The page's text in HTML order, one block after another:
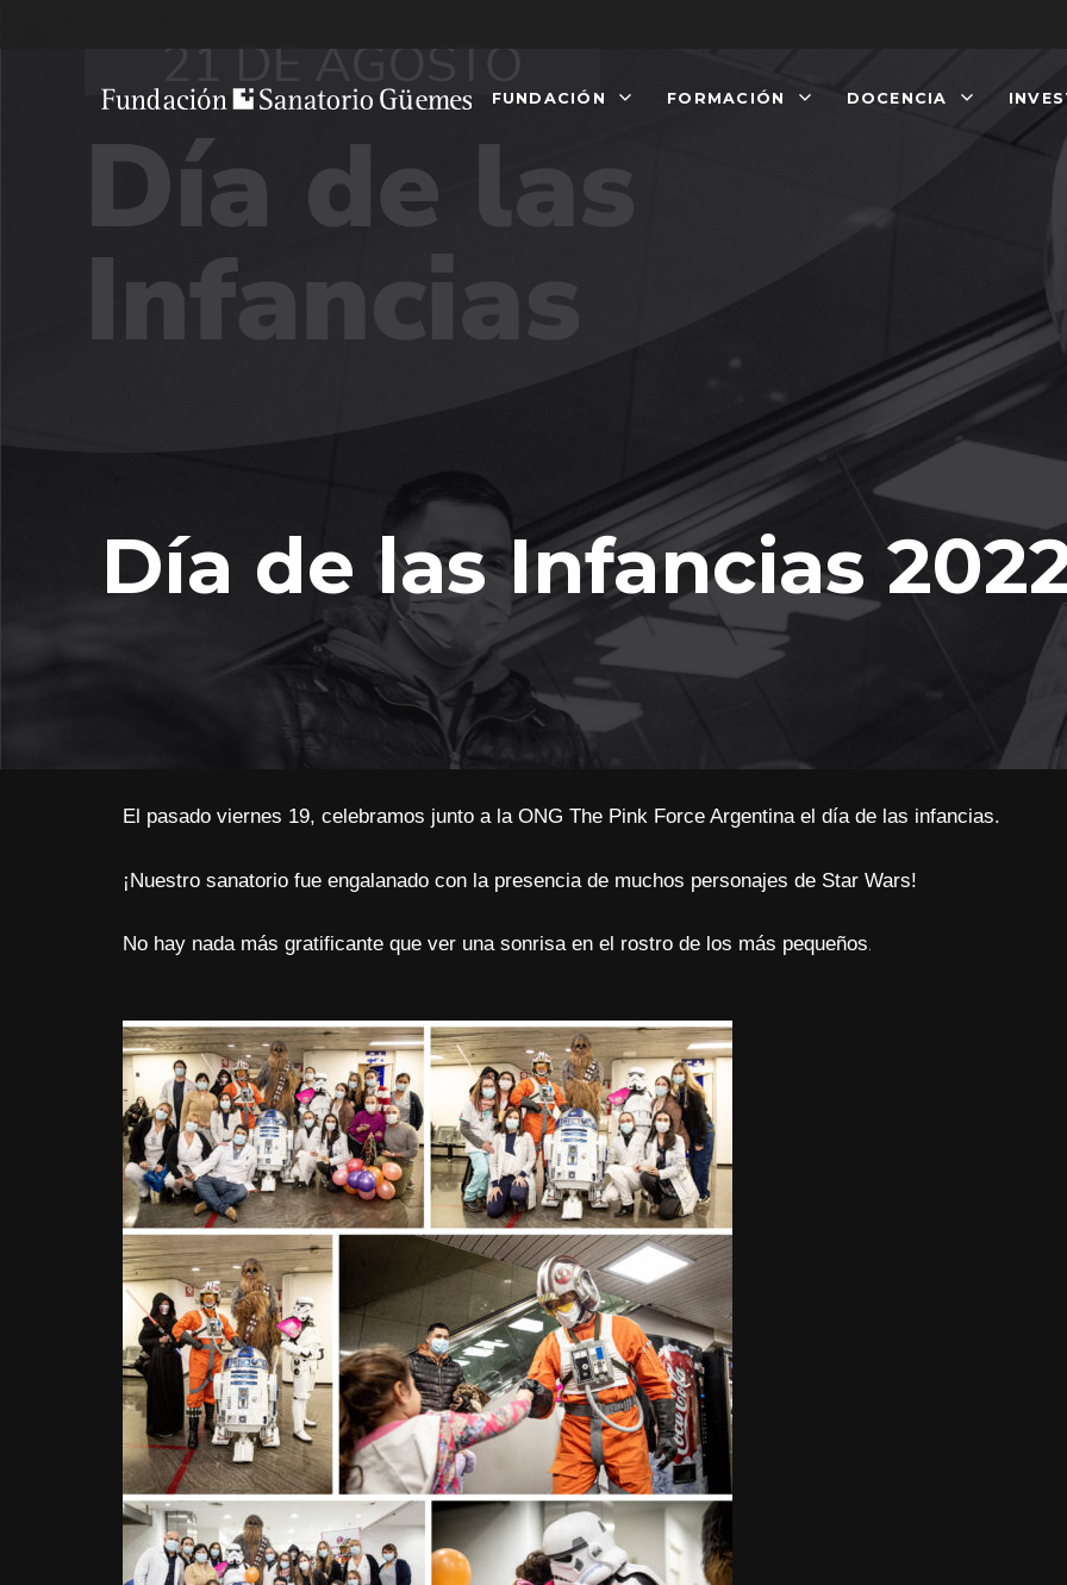
Fundación Sanatorio Güemes
FUNDACIÓN FORMACIÓN DOCENCIA
Día de las Infancias
El pasado viernes 19, celebramos junto a la ONG The Pink Force Argentina el día de las infancias.
¡Nuestro sanatorio fue engalanado con la presencia de muchos personajes de Star Wars!
No hay nada más gratificante que ver una sonrisa en el rostro de los más pequeños.